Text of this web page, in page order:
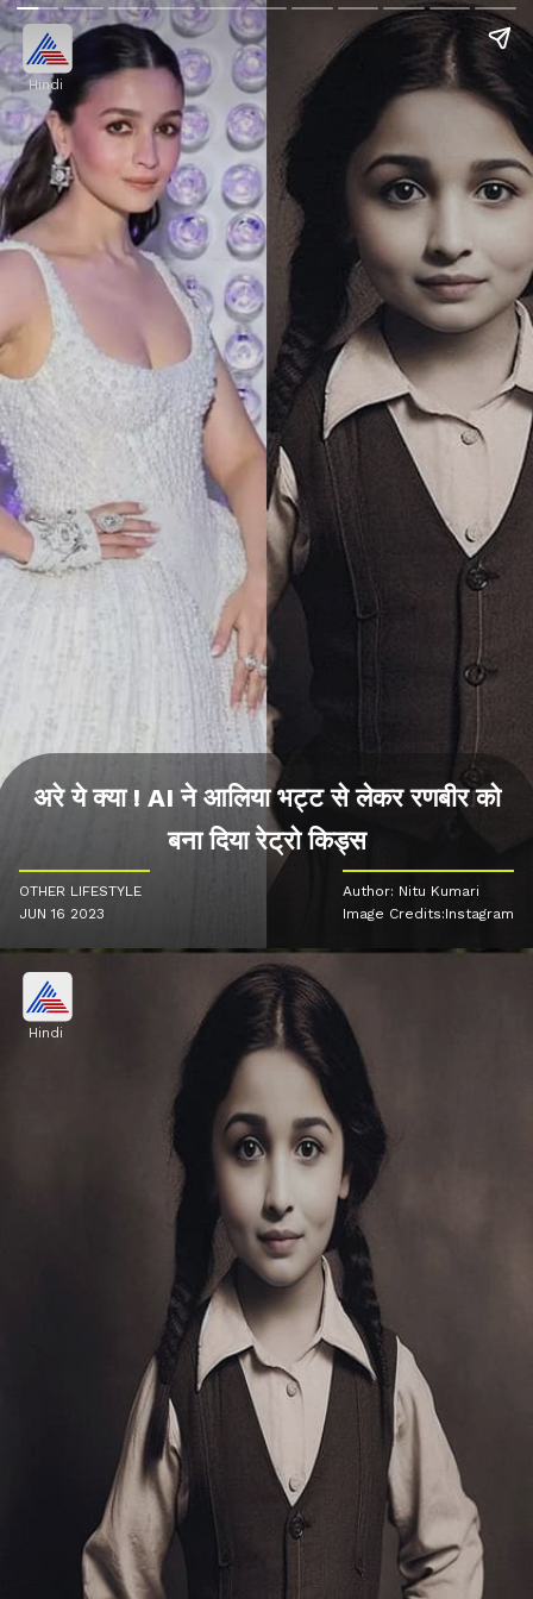
Hindi
अरे ये क्या ! AI ने आलिया भट्ट से लेकर रणबीर को
बना दिया रेट्रो किड्स
OTHER LIFESTYLE
JUN 16 2023
Author: Nitu Kumari
Image Credits:Instagram
Hindi